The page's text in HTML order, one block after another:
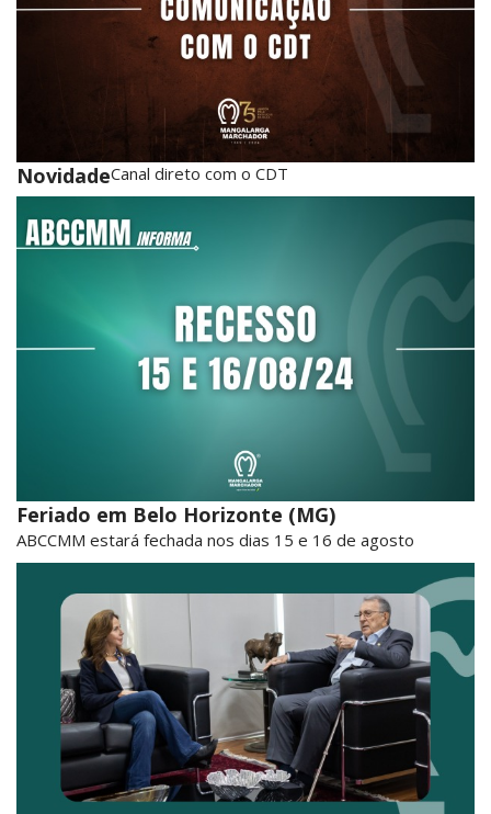
NovidadeCanal direto com o CDT
Feriado em Belo Horizonte (MG)
ABCCMM estará fechada nos dias 15 e 16 de agosto